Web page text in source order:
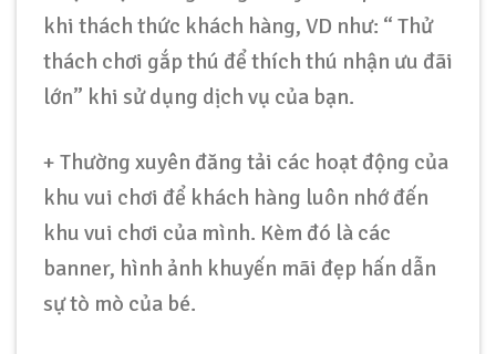
khi thách thức khách hàng, VD như: “ Thử
thách chơi gắp thú để thích thú nhận ưu đãi
lớn” khi sử dụng dịch vụ của bạn.
+ Thường xuyên đăng tải các hoạt động của
khu vui chơi để khách hàng luôn nhớ đến
khu vui chơi của mình. Kèm đó là các
banner, hình ảnh khuyến mãi đẹp hấn dẫn
sự tò mò của bé.